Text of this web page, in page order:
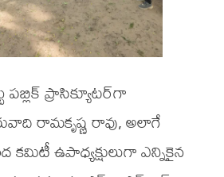
ప్రాసిక్యూటర్‌గా
రామకృష్ణ రావు, అలాగే
ఉపాధ్యక్షులుగా ఎన్నికైన